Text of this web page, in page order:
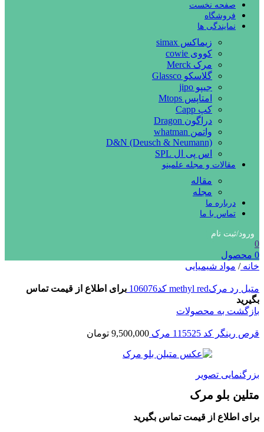
صفحه نخست
فروشگاه
نمایندگی ها
زیماکس simax
کووی cowie
مرک Merck
گلاسکو Glassco
جیپو jipo
امتاپس Mtops
کپ Capp
دراگون Dragon
واتمن whatman
D&N (Deusch & Neumann)
اس پی ال SPL
مقالات و مجله علمینو
مقاله
مجله
درباره ما
تماس با ما
ورود/ثبت نام
0
0 محصول
خانه/ مواد شیمیایی
متیل رد مرکmethyl red کد106076
برای اطلاع از قیمت تماس
بگیرید
بازگشت به محصولات
قرص رینگر کد 115525 مرک 9,500,000 تومان
بزرگنمایی تصویر
متلین بلو مرک
برای اطلاع از قیمت تماس بگیرید